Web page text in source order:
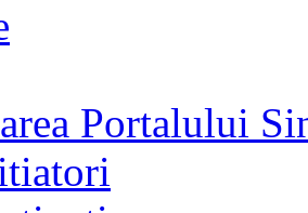
Portalului